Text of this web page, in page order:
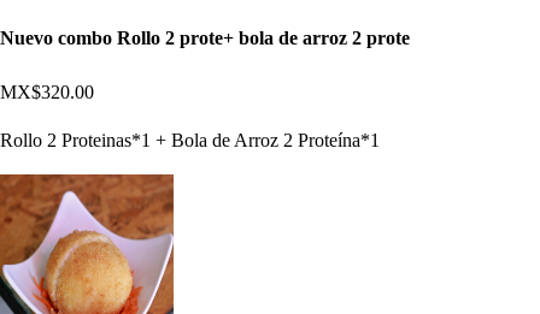
Nuevo combo Rollo 2 prote+ bola de arroz 2 prote
MX$320.00
Rollo 2 Proteinas*1 + Bola de Arroz 2 Proteína*1